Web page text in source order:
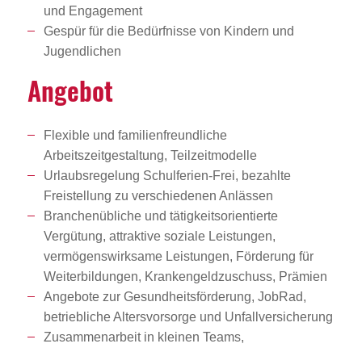
und Engagement
Gespür für die Bedürfnisse von Kindern und
Jugendlichen
Angebot
Flexible und familienfreundliche
Arbeitszeitgestaltung, Teilzeitmodelle
Urlaubsregelung Schulferien-Frei, bezahlte
Freistellung zu verschiedenen Anlässen
Branchenübliche und tätigkeitsorientierte
Vergütung, attraktive soziale Leistungen,
vermögenswirksame Leistungen, Förderung für
Weiterbildungen, Krankengeldzuschuss, Prämien
Angebote zur Gesundheitsförderung, JobRad,
betriebliche Altersvorsorge und Unfallversicherung
Zusammenarbeit in kleinen Teams,